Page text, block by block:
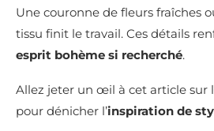
Une couronne de fleurs fraîches
tissu finit le travail. Ces détails
esprit bohème si recherché.
Allez jeter un œil à cet article sur
pour dénicher l’inspiration de